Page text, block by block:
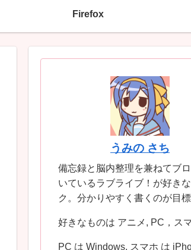
Firefox
うみの さち
備忘録と脳内整理を兼ねてブ
いているラブライブ！が好き
ク。分かりやすく書くのが目標
好きなものは アニメ, PC，スマ
PC は Windows, スマホ は